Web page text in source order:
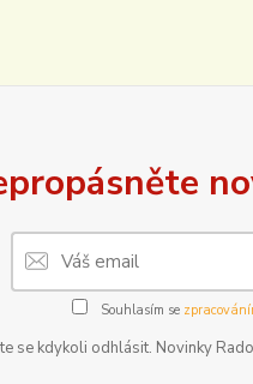
Souhlasím se
se kdykoli odhlásit. Novinky